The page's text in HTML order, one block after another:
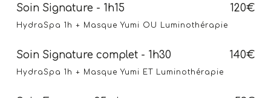
Soin Signature - 1h15 120€
HydraSpa 1h + Masque Yumi OU Luminothérapie
Soin Signature complet - 1h30 140€
HydraSpa 1h + Masque Yumi ET Luminothérapie